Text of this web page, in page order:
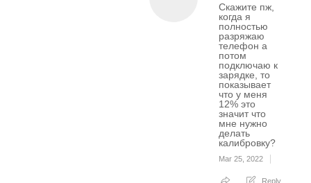
Скажите пж,
когда я
полностью
разряжаю
телефон а
потом
подключаю к
зарядке, то
показывает
что у меня
12% это
значит что
мне нужно
делать
калибровку?
Mar 25, 2022
Reply